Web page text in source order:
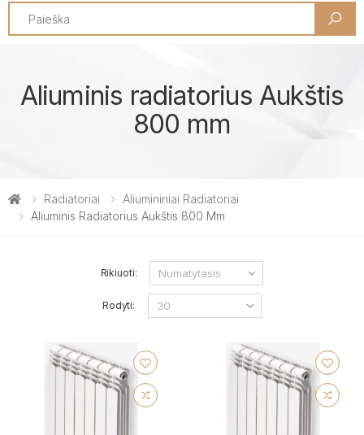
Search
Aliuminis radiatorius Aukštis
800 mm
Radiatoriai
Aliumininiai Radiatoriai
Aliuminis Radiatorius Aukštis 800 Mm
Rikiuoti:
Rodyti: